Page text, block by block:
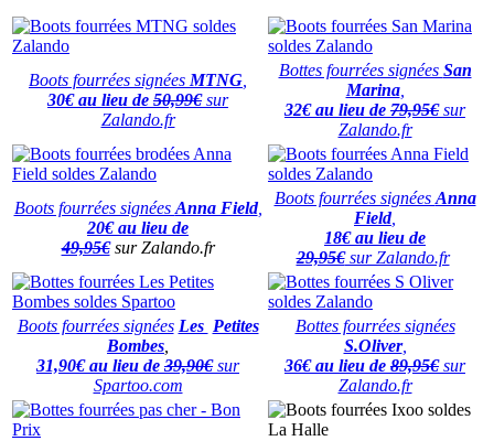
Boots fourrées signées MTNG
30€ au lieu de 50,99€sur
Zalando.fr
Bottes fourrées signées San
Marina,
32€ au lieu de 79,95€sur
Zalando.fr
Boots fourrées signées Anna Field,
20€ au lieu de
49,95€sur Zalando.fr
Boots fourrées signées Anna
Field,
18€ au lieu de
29,95€sur Zalando.fr
Boots fourrées signées Les Petites
Bombes
31,90€ au lieu de 39,90€sur
Spartoo.com
Bottes fourrées signées
S.Oliver,
36€ au lieu de 89,95€sur
Zalando.fr